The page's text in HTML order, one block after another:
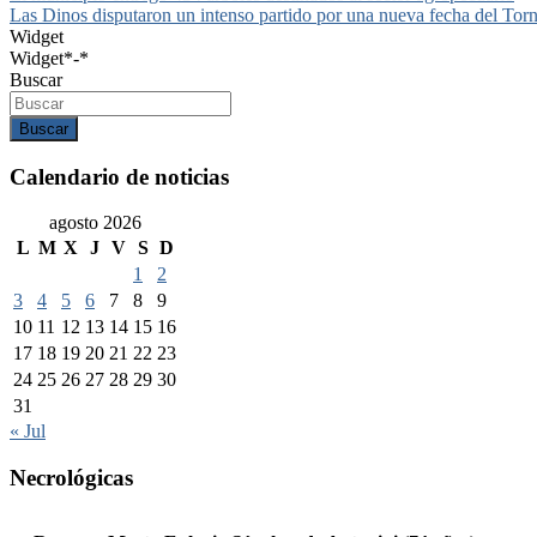
de
entradas
Las Dinos disputaron un intenso partido por una nueva fecha del
Widget
Widget*-*
Buscar
Buscar
Calendario de noticias
agosto 2026
L M X J V S D
1
2
3
4 5 6 7 8
9
10 11 12 13 14 15 16
17 18 19 20 21 22 23
24 25 26 27 28 29 30
31
« Jul
Necrológicas